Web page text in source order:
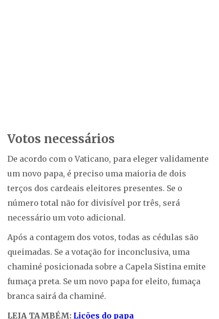
Votos necessários
De acordo com o Vaticano, para eleger validamente
um novo papa, é preciso uma maioria de dois
terços dos cardeais eleitores presentes. Se o
número total não for divisível por três, será
necessário um voto adicional.
Após a contagem dos votos, todas as cédulas são
queimadas. Se a votação for inconclusiva, uma
chaminé posicionada sobre a Capela Sistina emite
fumaça preta. Se um novo papa for eleito, fumaça
branca sairá da chaminé.
LEIA TAMBÉM: Lições do papa